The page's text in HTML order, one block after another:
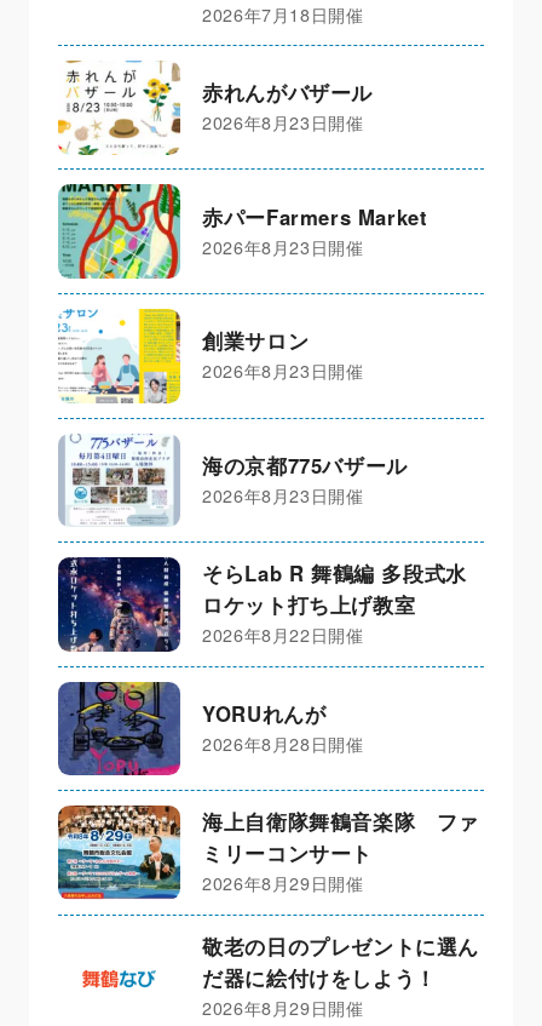
2026年7月18日開催
赤れんがバザール
2026年8月23日開催
赤パーFarmers Market
2026年8月23日開催
創業サロン
2026年8月23日開催
海の京都775バザール
2026年8月23日開催
そらLab R 舞鶴編 多段式水
ロケット打ち上げ教室
2026年8月22日開催
YORUれんが
2026年8月28日開催
海上自衛隊舞鶴音楽隊 ファ
ミリーコンサート
2026年8月29日開催
敬老の日のプレゼントに選ん
だ器に絵付けをしよう！
2026年8月29日開催